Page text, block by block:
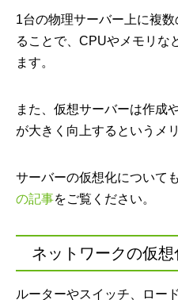
1台の物理サーバー上に複
ることで、CPUやメモリな
ます。
また、仮想サーバーは作成
が大きく向上するというメ
サーバーの仮想化について
の記事をご覧ください。
ネットワークの仮想
ルーターやスイッチ、ロー